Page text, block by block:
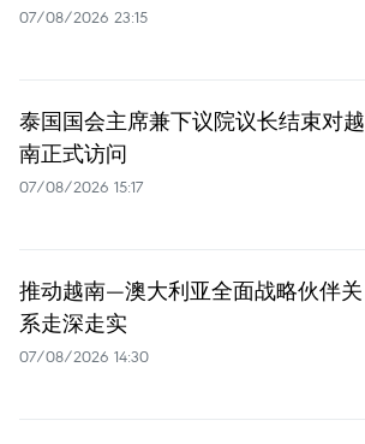
07/08/2026 23:15
泰国国会主席兼下议院议长结束对越
南正式访问
07/08/2026 15:17
推动越南—澳大利亚全面战略伙伴关
系走深走实
07/08/2026 14:30